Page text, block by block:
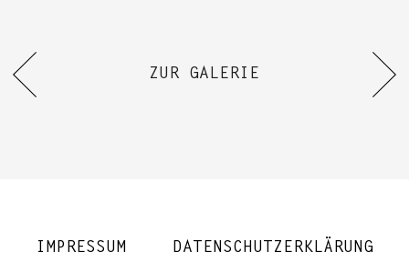
ZUR GALERIE
IMPRESSUM DATENSCHUTZERKLÄRUNG